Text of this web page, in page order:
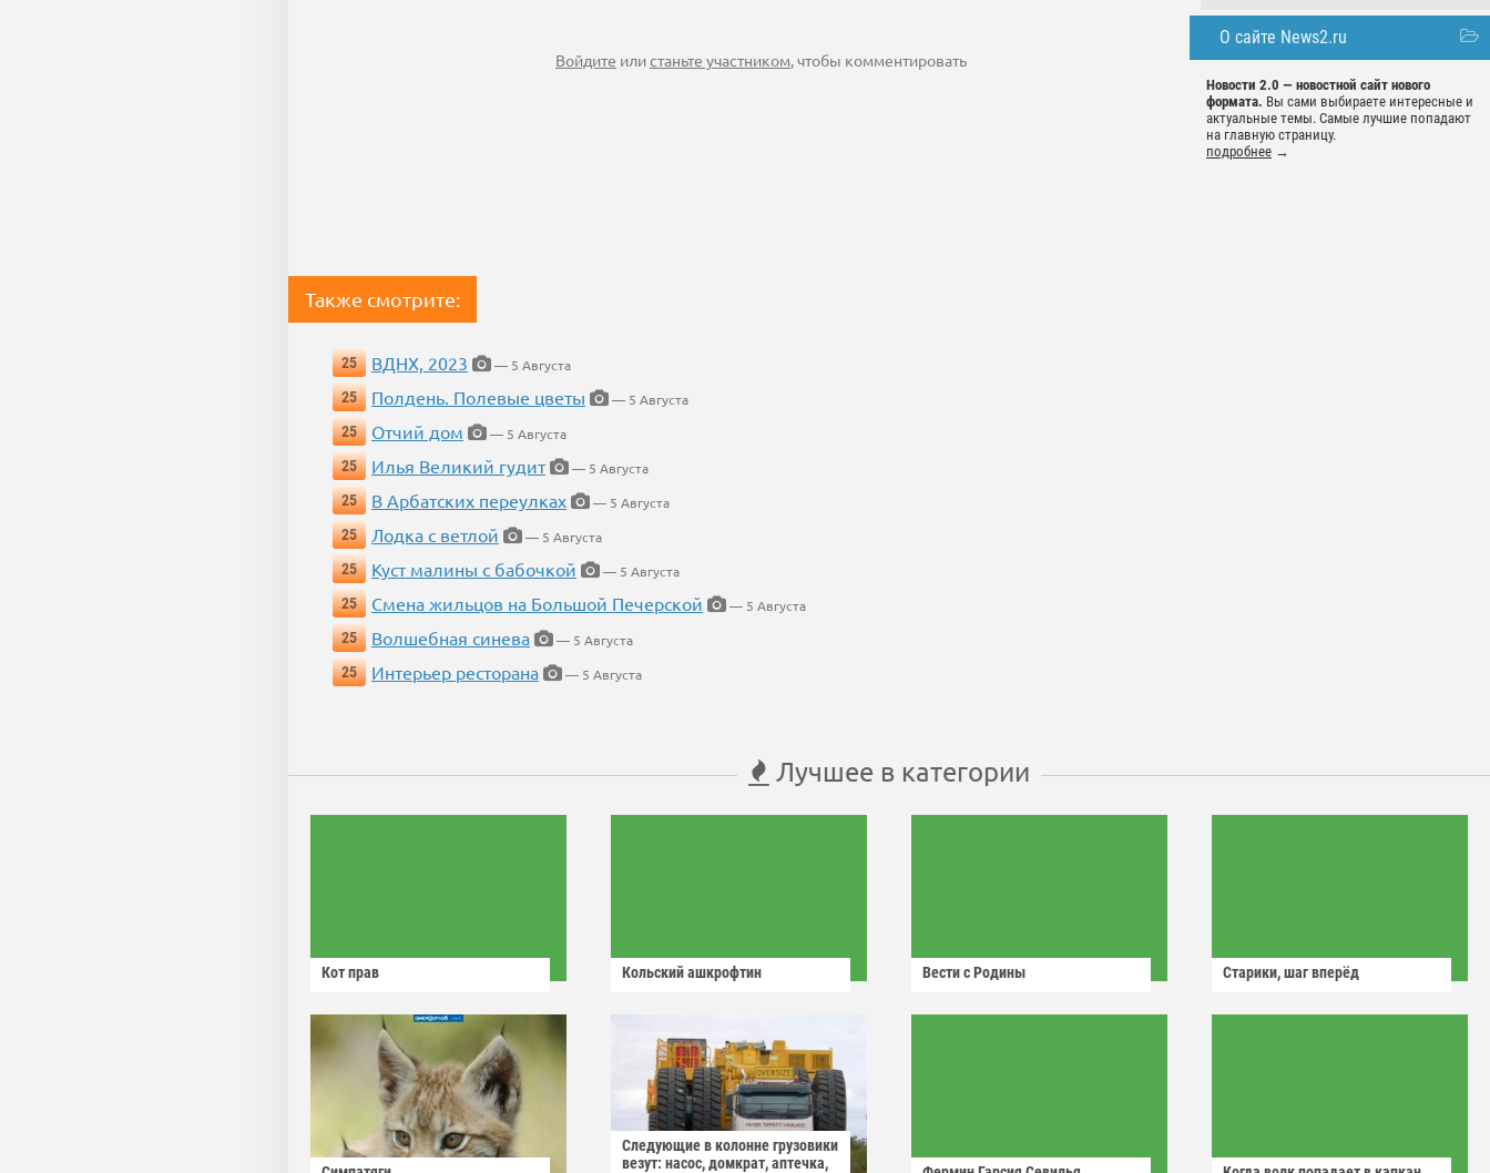
О сайте News2.ru
Новости 2.0 — новостной сайт нового
формата. Вы сами выбираете интересные и
актуальные темы. Самые лучшие попадают
на главную страницу.
подробнее →
Войдите илистаньте участником, чтобы комментировать
Также смотрите:
25 ВДНХ, 2023
— 5 Августа
25
Полдень. Полевые цветы
— 5 Августа
25
Отчий дом
— 5 Августа
25
Илья Великий гудит
— 5 Августа
25
В Арбатских переулках
— 5 Августа
25
Лодка с ветлой
— 5 Августа
25
Куст малины с бабочкой
— 5 Августа
25
Смена жильцов на Большой Печерской
— 5 Августа
25
Волшебная синева
— 5 Августа
25
Интерьер ресторана — 5 Августа
Лучшее в категории
Кот прав Кольский ашкрофтин Вести с Родины Старики, шаг вперёд
Следующие в колонне грузовики
везут: насос, домкрат, аптечка,